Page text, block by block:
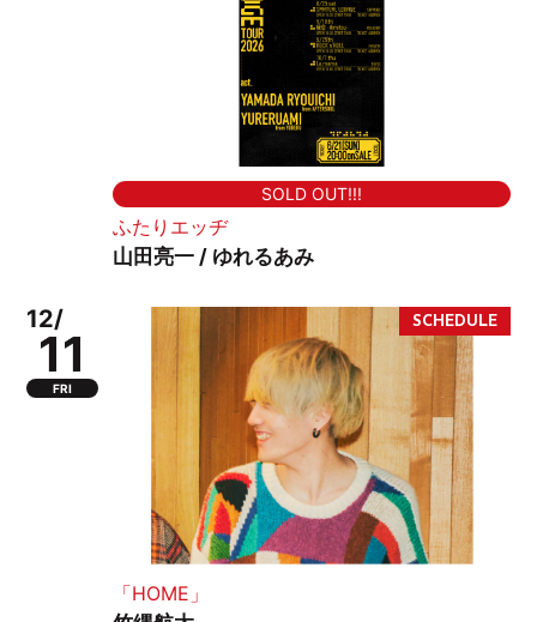
SOLD OUT!!!
ふたりエッヂ
山田亮一 / ゆれるあみ
12/
11
FRI
「HOME」